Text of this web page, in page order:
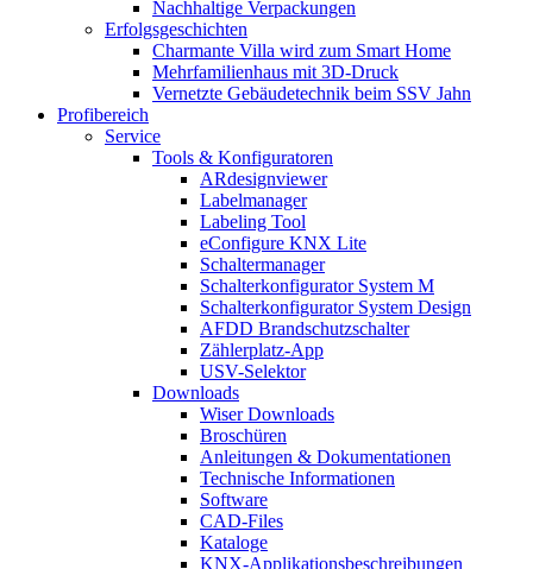
Nachhaltige Verpackungen
Erfolgsgeschichten
Charmante Villa wird zum Smart Home
Mehrfamilienhaus mit 3D-Druck
Vernetzte Gebäudetechnik beim SSV Jahn
Profibereich
Service
Tools & Konfiguratoren
ARdesignviewer
Labelmanager
Labeling Tool
eConfigure KNX Lite
Schaltermanager
Schalterkonfigurator System M
Schalterkonfigurator System Design
AFDD Brandschutzschalter
Zählerplatz-App
USV-Selektor
Downloads
Wiser Downloads
Broschüren
Anleitungen & Dokumentationen
Technische Informationen
Software
CAD-Files
Kataloge
KNX-Applikationsbeschreibungen